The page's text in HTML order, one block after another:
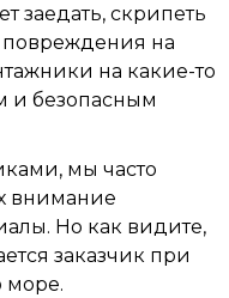
заедать, скрипеть
повреждения на
на какие-то
и безопасным
мы часто
внимание
Но как видите,
заказчик при
море.